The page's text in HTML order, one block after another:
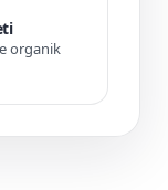
organik